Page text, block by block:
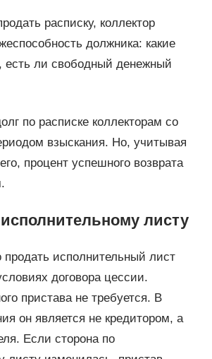
расписку, коллектор
должника: какие
есть ли свободный денежный
по расписке коллекторам со
взыскания. Но, учитывая
процент успешного возврата
листу
продать исполнительный лист
договора цессии.
пристава не требуется. В
он является не кредитором, а
Если сторона по